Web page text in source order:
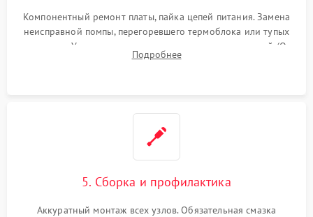
Компонентный ремонт платы, пайка цепей питания. Замена
неисправной помпы, перегоревшего термоблока или тупых
жерновов. Установка новых силиконовых уплотнителей (O-
ring) и тефлоновых трубок для надежного устранения
Подробнее
5. Сборка и профилактика
Аккуратный монтаж всех узлов. Обязательная смазка